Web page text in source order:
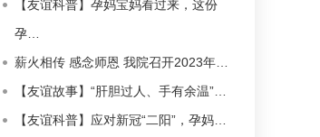
【友谊科普】孕妈宝妈看过来，这份
孕…
薪火相传 感念师恩 我院召开2023年…
【友谊故事】“肝胆过人、手有余温”…
【友谊科普】应对新冠“二阳”，孕妈…